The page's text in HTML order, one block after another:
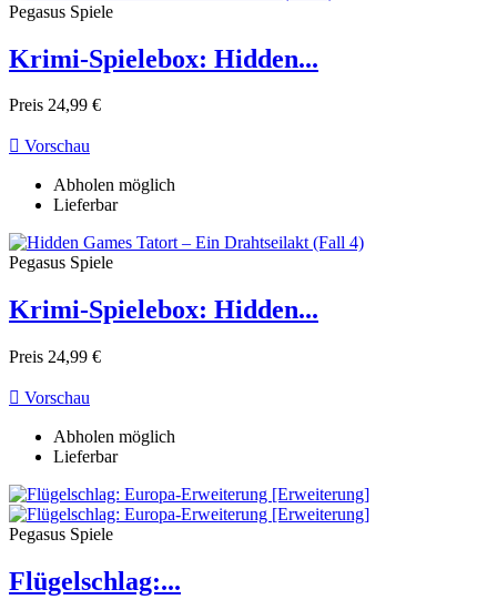
Pegasus Spiele
Krimi-Spielebox: Hidden...
Preis 24,99 €
 Vorschau
Abholen möglich
Lieferbar
Pegasus Spiele
Krimi-Spielebox: Hidden...
Preis 24,99 €
 Vorschau
Abholen möglich
Lieferbar
Pegasus Spiele
Flügelschlag:...